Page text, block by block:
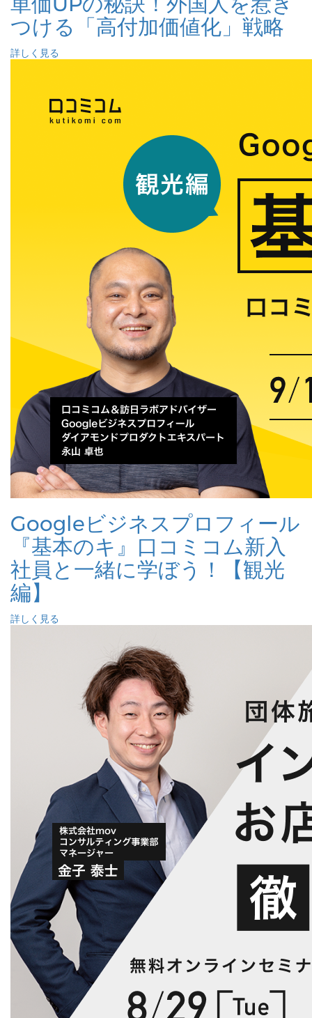
つける「高付加価値化」戦略
詳しく見る
Googleビジネスプロフィール
『基本のキ』口コミコム新入
社員と一緒に学ぼう！【観光
編】
詳しく見る